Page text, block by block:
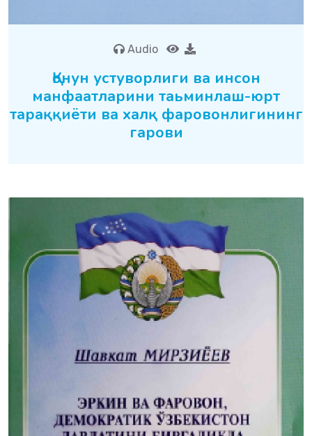
Audio
Қонун устуворлиги ва инсон
манфаатларини таьминлаш-юрт
тараққиёти ва халқ фаровонлигининг
гарови